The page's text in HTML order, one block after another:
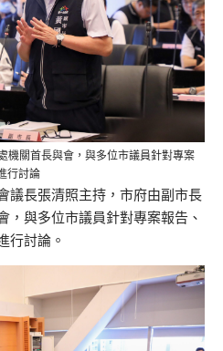
機關首長與會，與多位市議員針對專案
行討論
議長張清照主持，市府由副市長
，與多位市議員針對專案報告、
行討論。